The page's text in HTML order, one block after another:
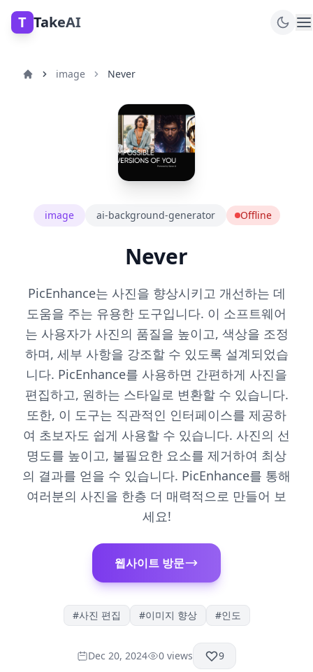
T TakeAI
image Never
image ai-background-generator Offline
Never
PicEnhance는 사진을 향상시키고 개선하는 데
도움을 주는 유용한 도구입니다. 이 소프트웨어
는 사용자가 사진의 품질을 높이고, 색상을 조정
하며, 세부 사항을 강조할 수 있도록 설계되었습
니다. PicEnhance를 사용하면 간편하게 사진을
편집하고, 원하는 스타일로 변환할 수 있습니다.
또한, 이 도구는 직관적인 인터페이스를 제공하
여 초보자도 쉽게 사용할 수 있습니다. 사진의 선
명도를 높이고, 불필요한 요소를 제거하여 최상
의 결과를 얻을 수 있습니다. PicEnhance를 통해
여러분의 사진을 한층 더 매력적으로 만들어 보
세요!
웹사이트 방문
#사진 편집 #이미지 향상 #인도
Dec 20, 2024 0 views 9